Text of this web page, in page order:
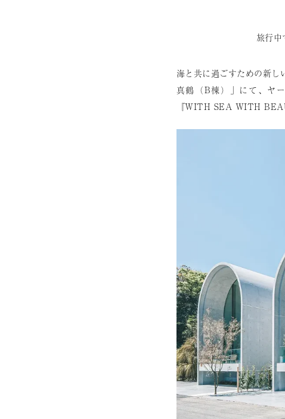
旅行
海と共に過ごすための新
真鶴（B棟）」にて、ヤ
『WITH SEA WITH